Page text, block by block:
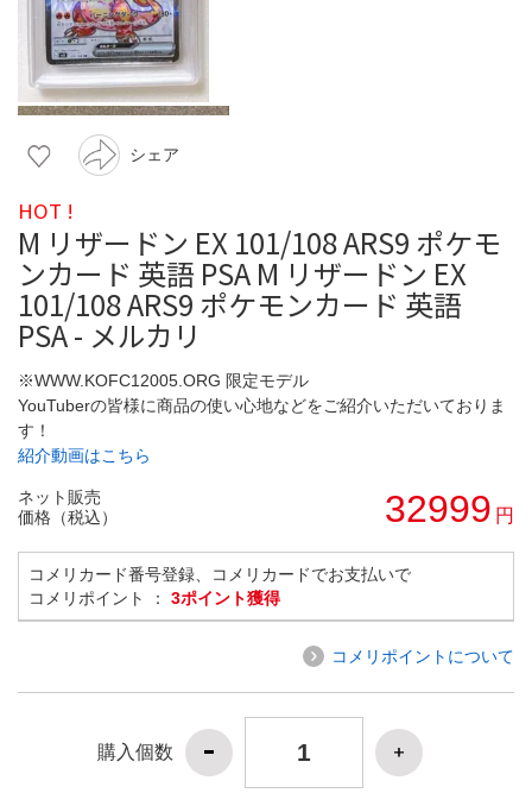
シェア
HOT !
M リザードン EX 101/108 ARS9 ポケモ
ンカード 英語 PSA M リザードン EX
101/108 ARS9 ポケモンカード 英語
PSA - メルカリ
※WWW.KOFC12005.ORG 限定モデル
YouTuberの皆様に商品の使い心地などをご紹介いただいておりま
す！
紹介動画はこちら
ネット販売
価格（税込）
32999 円
コメリカード番号登録、コメリカードでお支払いで
コメリポイント ： 3ポイント獲得
コメリポイントについて
購入個数